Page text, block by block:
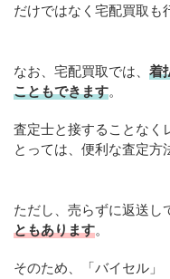
だけではなく宅配買取も
なお、宅配買取では、 着
こともできます。
査定士と接することなく
とっては、便利な査定方
ただし、売らずに返送し
ともあります。
そのため、「バイセル」